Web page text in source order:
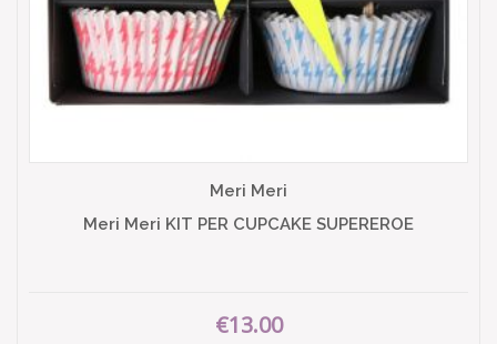
Meri Meri
Meri Meri KIT PER CUPCAKE SUPEREROE
€13.00